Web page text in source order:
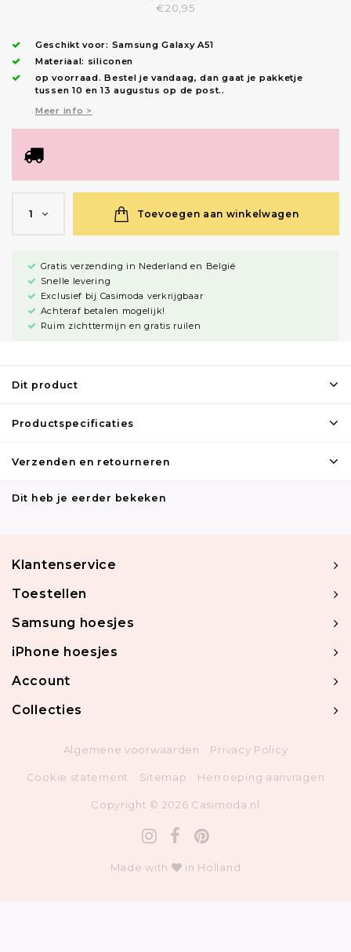
€20,95
Geschikt voor: Samsung Galaxy A51
Materiaal: siliconen
op voorraad.Bestel je vandaag, dan gaat je pakketje
tussen 10 en 13 augustus op de post..
Meer info >
1 Toevoegen aan winkelwagen
Gratis verzending in Nederland en België
Snelle levering
Exclusief bij Casimoda verkrijgbaar
Achteraf betalen mogelijk!
Ruim zichttermijn en gratis ruilen
Dit product
Productspecificaties
Verzenden en retourneren
Dit heb je eerder bekeken
Klantenservice
Toestellen
Samsung hoesjes
iPhone hoesjes
Account
Collecties
Algemene voorwaarden Privacy Policy
Cookie statement Sitemap Herroeping aanvragen
Copyright © 2026 Casimoda.nl
Made with in Holland